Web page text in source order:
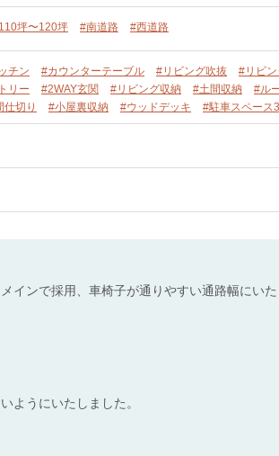
坪〜120坪 #南道路 #西道路
チン #カウンターテーブル #リビング吹抜 #リビ
リー #2WAY玄関 #リビング収納 #土間収納 #ル
仕切り #小屋裏収納 #ウッドデッキ #駐車スペース
インで採用、車椅子が通りやすい通路幅にいた
ようにいたしました。